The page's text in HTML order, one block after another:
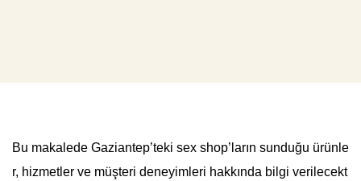
Bu makalede Gaziantep’teki sex shop’ların sunduğu ürünle
r, hizmetler ve müşteri deneyimleri hakkında bilgi verilecekt